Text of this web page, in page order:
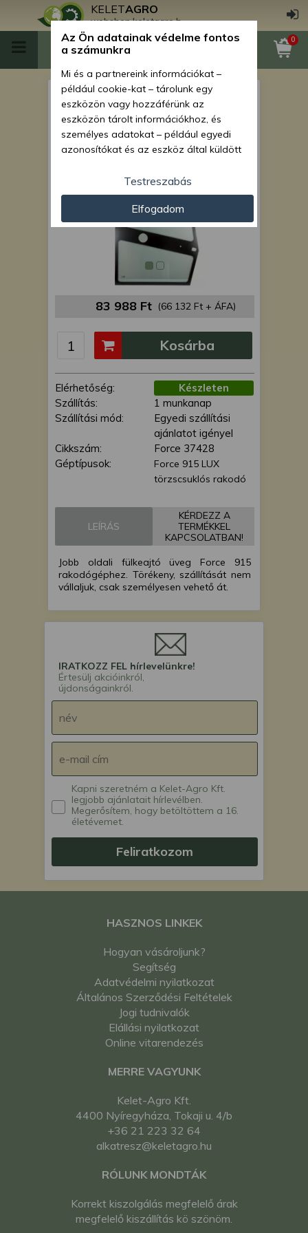
KELETAGRO
webshop.keletagro.hu
0
Force 915 szélvédő üveg, jobb
ajtó
83 988 Ft (66 132 Ft + ÁFA)
Elérhetőség:
Készleten
Szállítás:
1 munkanap
Szállítási mód:
Egyedi szállítási
ajánlatot igényel
Cikkszám:
Force 37428
Géptípusok:
Force 915 LUX
törzscsuklós rakodó
Kosárba
LEÍRÁS
KÉRDEZZ A
TERMÉKKEL
KAPCSOLATBAN!
Jobb oldali fülkeajtó üveg Force 915
rakodógéphez. Törékeny, szállítását nem
vállaljuk, csak személyesen vehető át.
IRATKOZZ FEL hírlevelünkre!
Értesülj akcióinkról,
újdonságainkról.
Kapni szeretném a Kelet-Agro Kft.
legjobb ajánlatait hírlevélben.
Megerősítem, hogy betöltöttem a 16.
életévemet.
Feliratkozom
HASZNOS LINKEK
Hogyan vásároljunk?
Segítség
Adatvédelmi nyilatkozat
Általános Szerződési Feltételek
Jogi tudnivalók
Elállási nyilatkozat
Online vitarendezés
MERRE VAGYUNK
Kelet-Agro Kft.
4400 Nyíregyháza, Tokaji u. 4/b
+36 21 223 32 64
alkatresz@keletagro.hu
RÓLUNK MONDTÁK
Korrekt kiszolgálás megfelelő árak
megfelelő kiszállítás kö szönöm.
Az Ön adatainak védelme fontos
a számunkra
Mi és a partnereink információkat –
például cookie-kat – tárolunk egy
eszközön vagy hozzáférünk az
eszközön tárolt információkhoz, és
személyes adatokat – például egyedi
azonosítókat és az eszköz által küldött
személyre szabott hirdetések és
tartalom nyújtásához, hirdetés- és
tartalomméréshez, nézettségi adatok
gyűjtéséhez, valamint termékek
kifejlesztéséhez és a termékek
javításához. Az Ön engedélyével mi és a
partnereink eszközleolvasásos
módszerrel szerzett pontos geolokációs
adatokat és azonosítási információkat
kattintva hozzájárulhat ahhoz, hogy mi
és a partnereink a fent leírtak szerint
adatkezelést végezzünk. Másik
lehetőségként a hozzájárulás
megadása vagy elutasítása előtt
részletesebb információkhoz juthat, és
megváltoztathatja beállításait. Felhívjuk
figyelmét, hogy személyes adatainak
bizonyos kezeléséhez nem feltétlenül
szükséges az Ön hozzájárulása, de
jogában áll tiltakozni az ilyen jellegű
a weboldalra érvényesek. Erre a
webhelyre visszatérve vagy az
adatvédelmi szabályzatunk segítségével
bármikor megváltoztathatja a
beállításait.
Testreszabás
Elfogadom